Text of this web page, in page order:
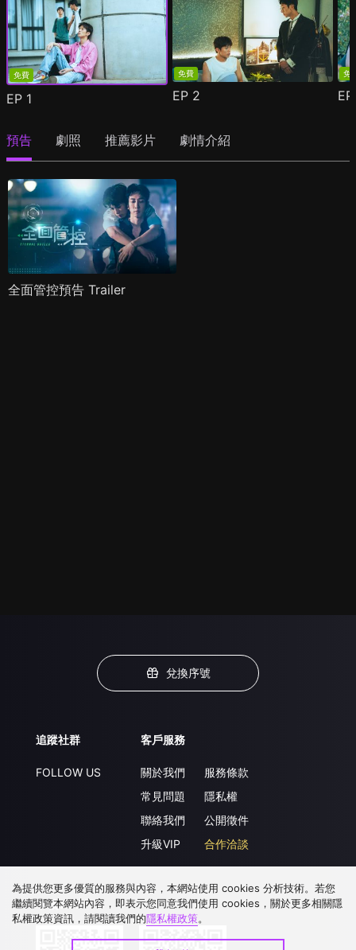
免費
EP 1
免費
EP 2
免
預告 劇照 推薦影片 劇情介紹
全面管控預告 Trailer
兌換序號
追蹤社群
FOLLOW US
客戶服務
關於我們
常見問題
聯絡我們
升級VIP
服務條款
隱私權
公開徵件
合作洽談
下載 APP
為提供您更多優質的服務與內容，本網站使用 cookies 分析技術。若您
繼續閱覽本網站內容，即表示您同意我們使用 cookies，關於更多相關隱
私權政策資訊，請閱讀我們的隱私權政策。